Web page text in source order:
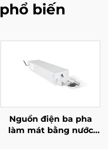
biến
Nguồn điện ba pha
làm mát bằng nước